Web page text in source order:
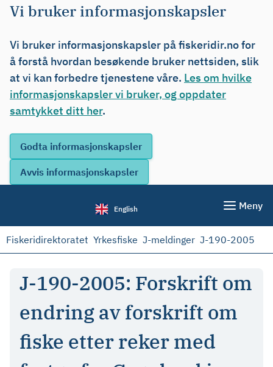
Vi bruker informasjonskapsler
Vi bruker informasjonskapsler på fiskeridir.no for
å forstå hvordan besøkende bruker nettsiden, slik
at vi kan forbedre tjenestene våre. Les om hvilke
informasjonskapsler vi bruker, og oppdater
samtykket ditt her.
English Meny
Fiskeridirektoratet Yrkesfiske J-meldinger J-190-2005
J-190-2005: Forskrift om
endring av forskrift om
fiske etter reker med